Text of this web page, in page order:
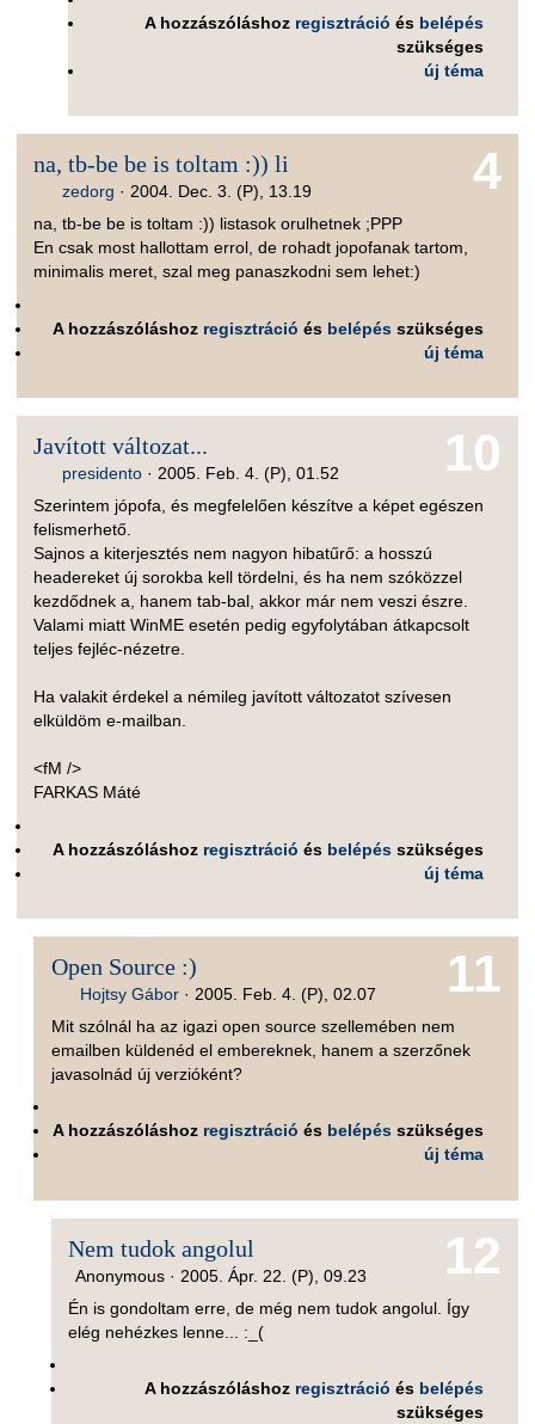
A hozzászóláshoz regisztráció és belépés
szükséges
új téma
4
na, tb-be be is toltam :)) li
zedorg · 2004. Dec. 3. (P), 13.19
na, tb-be be is toltam :)) listasok orulhetnek ;PPP
En csak most hallottam errol, de rohadt jopofanak tartom,
minimalis meret, szal meg panaszkodni sem lehet:)
A hozzászóláshoz regisztráció és belépés szükséges
új téma
10
Javított változat...
presidento · 2005. Feb. 4. (P), 01.52
Szerintem jópofa, és megfelelően készítve a képet egészen
felismerhető.
Sajnos a kiterjesztés nem nagyon hibatűrő: a hosszú
headereket új sorokba kell tördelni, és ha nem szóközzel
kezdődnek a, hanem tab-bal, akkor már nem veszi észre.
Valami miatt WinME esetén pedig egyfolytában átkapcsolt
teljes fejléc-nézetre.
Ha valakit érdekel a némileg javított változatot szívesen
elküldöm e-mailban.
<fM />
FARKAS Máté
A hozzászóláshoz regisztráció és belépés szükséges
új téma
11
Open Source :)
Hojtsy Gábor· 2005. Feb. 4. (P), 02.07
Mit szólnál ha az igazi open source szellemében nem
emailben küldenéd el embereknek, hanem a szerzőnek
javasolnád új verzióként?
A hozzászóláshoz regisztráció és belépés szükséges
új téma
12
Nem tudok angolul
Anonymous · 2005. Ápr. 22. (P), 09.23
Én is gondoltam erre, de még nem tudok angolul. Így
elég nehézkes lenne... :_(
A hozzászóláshoz regisztráció és belépés
szükséges